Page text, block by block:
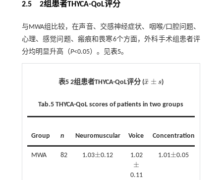
2.5 2组患者THYCA-QoL评分
与MWA组比较，在声音、交感神经症状、咽喉/口腔问题、
心理、感觉问题、瘢痕和畏寒6个方面，外科手术组患者评
分均明显升高（P<0.05）。见表5。
表5 2组患者THYCA-QoL评分 (x
¯ ± s
x¯ ±s )
Tab.5THYCA-QoL scores of patients in two groups
Group n Neuromuscular Voice Concentration
MWA 82 1.03±
± 0.12 1.02
±
±
0.11
1.01±
± 0.05